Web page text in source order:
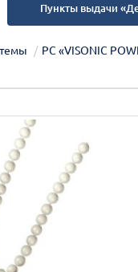
Пункты выдачи
РС «VISONIC